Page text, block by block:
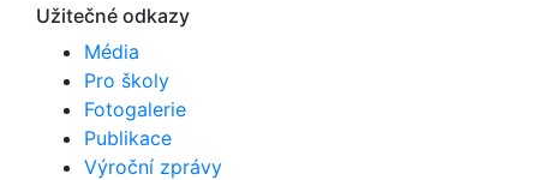
Užitečné odkazy
Média
Pro školy
Fotogalerie
Publikace
Výroční zprávy